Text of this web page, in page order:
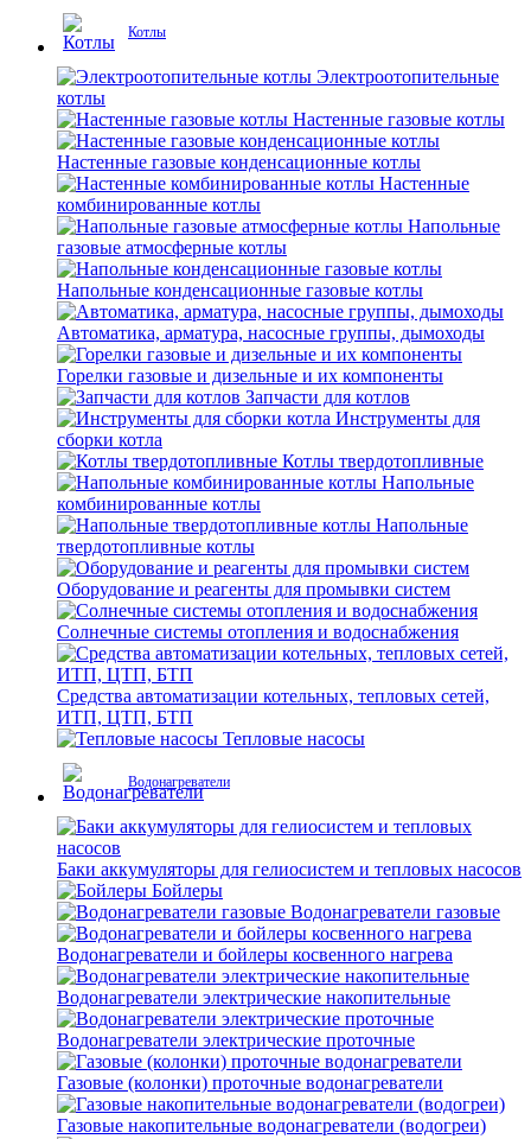
Котлы
Электроотопительные
котлы
Настенные газовые котлы
Настенные газовые конденсационные котлы
Настенные
комбинированные котлы
Напольные
газовые атмосферные котлы
Напольные конденсационные газовые котлы
Автоматика, арматура, насосные группы, дымоходы
Горелки газовые и дизельные и их компоненты
Запчасти для котлов
Инструменты для
сборки котла
Котлы твердотопливные
Напольные
комбинированные котлы
Напольные
твердотопливные котлы
Оборудование и реагенты для промывки систем
Солнечные системы отопления и водоснабжения
Средства автоматизации котельных, тепловых сетей,
ИТП, ЦТП, БТП
Тепловые насосы
Водонагреватели
Баки аккумуляторы для гелиосистем и тепловых насосов
Бойлеры
Водонагреватели газовые
Водонагреватели и бойлеры косвенного нагрева
Водонагреватели электрические накопительные
Водонагреватели электрические проточные
Газовые (колонки) проточные водонагреватели
Газовые накопительные водонагреватели (водогреи)